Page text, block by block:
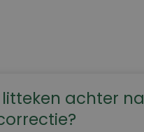
litteken achter na